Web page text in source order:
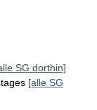
SG dorthin]
[alle SG